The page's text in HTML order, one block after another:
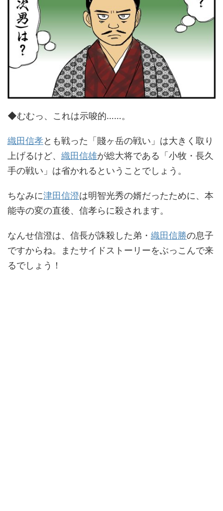
◆むむっ、これは示唆的……。
織田信孝とも戦った「賤ヶ岳の戦い」は大きく取り
上げるけど、 織田信雄が総大将である「小牧・長久
手の戦い」は省かれるということでしょう。
ちなみに津田信澄は明智光秀の婿だったために、本
能寺の変の直後、信孝らに殺されます。
なんせ信澄は、信長が誅殺した弟・ 織田信勝の息子
ですからね。またサイドストーリーをぶっこんで来
るでしょう！